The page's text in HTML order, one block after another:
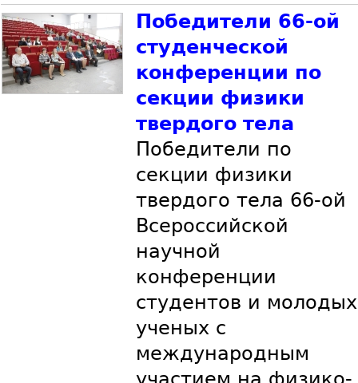
Победители 66-ой
студенческой
конференции по
секции физики
твердого тела
Победители по
секции физики
твердого тела 66-ой
Всероссийской
научной
конференции
студентов и молодых
ученых с
международным